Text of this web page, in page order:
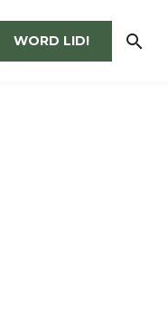
WORD LID!